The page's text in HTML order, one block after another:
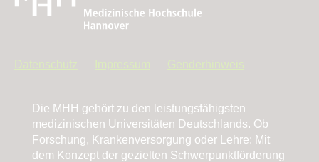
Datenschutz Impressum Genderhinweis
Die MHH gehört zu den leistungsfähigsten
medizinischen Universitäten Deutschlands. Ob
Forschung, Krankenversorgung oder Lehre: Mit
dem Konzept der gezielten Schwerpunktförderung